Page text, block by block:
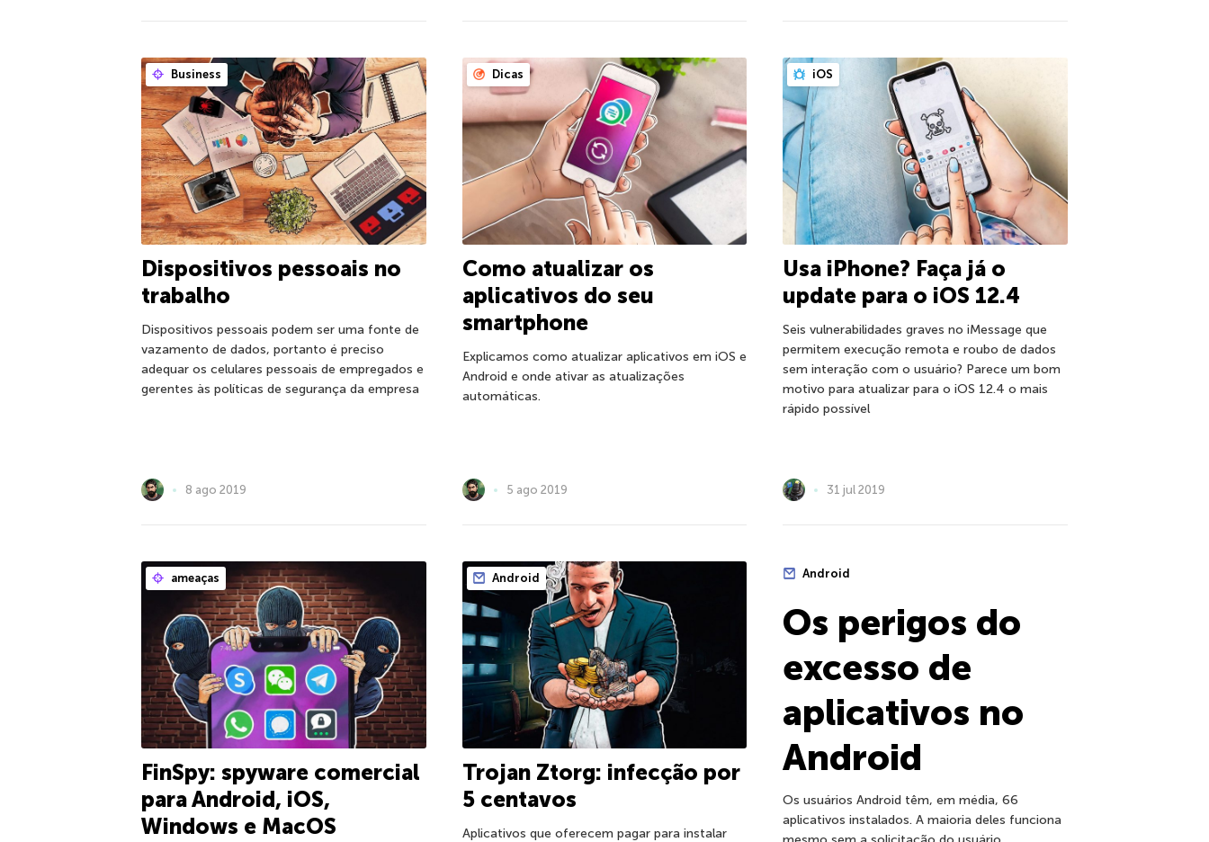
Business
Dispositivos pessoais no
trabalho
Dispositivos pessoais podem ser uma fonte de
vazamento de dados, portanto é preciso
adequar os celulares pessoais de empregados e
gerentes às políticas de segurança da empresa
8 ago 2019
Dicas
Como atualizar os
aplicativos do seu
smartphone
Explicamos como atualizar aplicativos em iOS e
Android e onde ativar as atualizações
automáticas.
5 ago 2019
iOS
Usa iPhone? Faça já o
update para o iOS 12.4
Seis vulnerabilidades graves no iMessage que
permitem execução remota e roubo de dados
sem interação com o usuário? Parece um bom
motivo para atualizar para o iOS 12.4 o mais
rápido possível
31 jul 2019
ameaças
FinSpy: spyware comercial
para Android, iOS,
Windows e MacOS
Android
Trojan Ztorg: infecção por
5 centavos
Aplicativos que oferecem pagar para instalar
Android
Os perigos do
excesso de
aplicativos no
Android
Os usuários Android têm, em média, 66
aplicativos instalados. A maioria deles funciona